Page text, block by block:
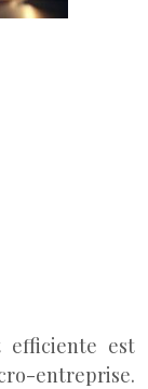
efficiente est
entreprise.